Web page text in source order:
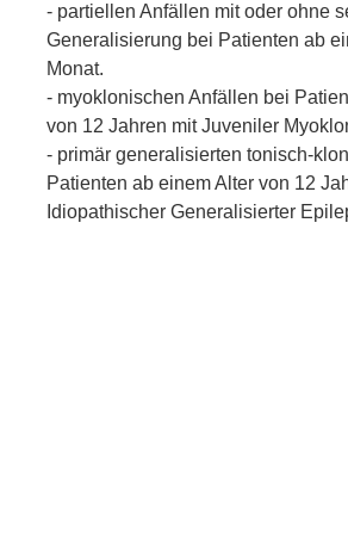
- partiellen Anfällen mit oder ohne
Generalisierung bei Patienten ab
Monat.
- myoklonischen Anfällen bei
von 12 Jahren mit Juveniler
- primär generalisierten tonisch-
Patienten ab einem Alter von 12
Idiopathischer Generalisierter